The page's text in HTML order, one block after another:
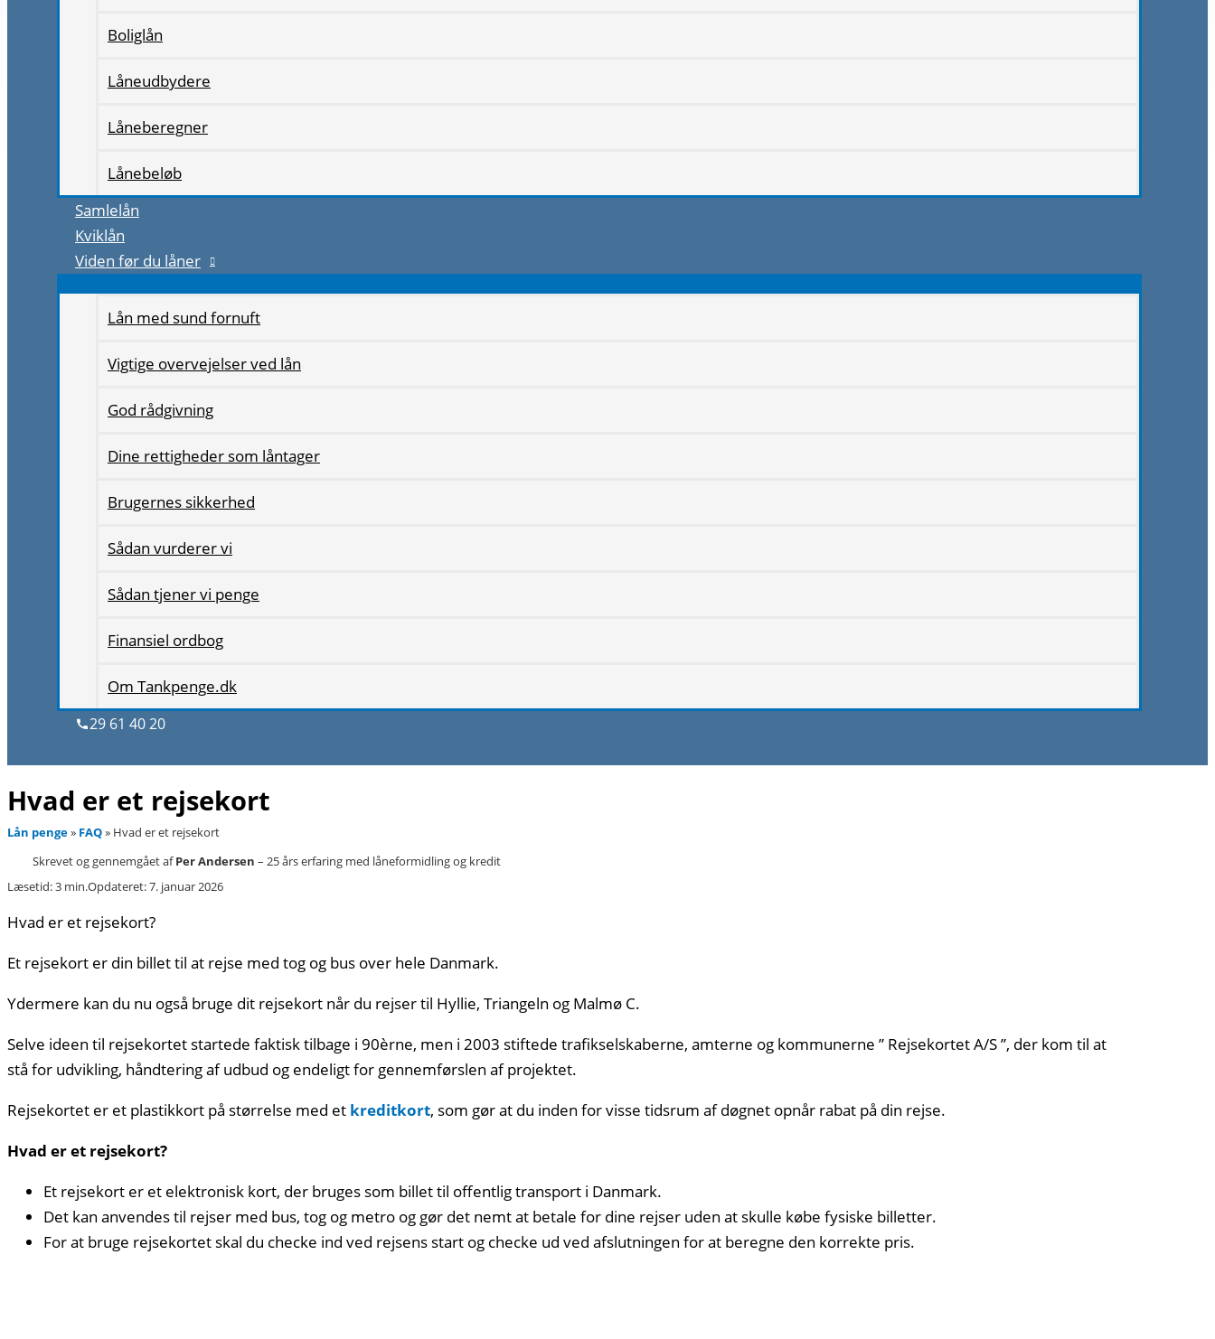
Boliglån
Låneudbydere
Låneberegner
Lånebeløb
Samlelån
Kviklån
Viden før du låner
Lån med sund fornuft
Vigtige overvejelser ved lån
God rådgivning
Dine rettigheder som låntager
Brugernes sikkerhed
Sådan vurderer vi
Sådan tjener vi penge
Finansiel ordbog
Om Tankpenge.dk
29 61 40 20
Hvad er et rejsekort
Lån penge» FAQ» Hvad er et rejsekort
Skrevet og gennemgået afPer Andersen – 25 års erfaring med låneformidling og kredit
Læsetid: 3 min.Opdateret: 7. januar 2026
Hvad er et rejsekort?
Et rejsekort er din billet til at rejse med tog og bus over hele Danmark.
Ydermere kan du nu også bruge dit rejsekort når du rejser til Hyllie, Triangeln og Malmø C.
Selve ideen til rejsekortet startede faktisk tilbage i 90èrne, men i 2003 stiftede trafikselskaberne, amterne og kommunerne ” Rejsekortet A/S ”, der kom til at
stå for udvikling, håndtering af udbud og endeligt for gennemførslen af projektet.
Rejsekortet er et plastikkort på størrelse med et kreditkort, som gør at du inden for visse tidsrum af døgnet opnår rabat på din rejse.
Hvad er et rejsekort?
Et rejsekort er et elektronisk kort, der bruges som billet til offentlig transport i Danmark.
Det kan anvendes til rejser med bus, tog og metro og gør det nemt at betale for dine rejser uden at skulle købe fysiske billetter.
For at bruge rejsekortet skal du checke ind ved rejsens start og checke ud ved afslutningen for at beregne den korrekte pris.